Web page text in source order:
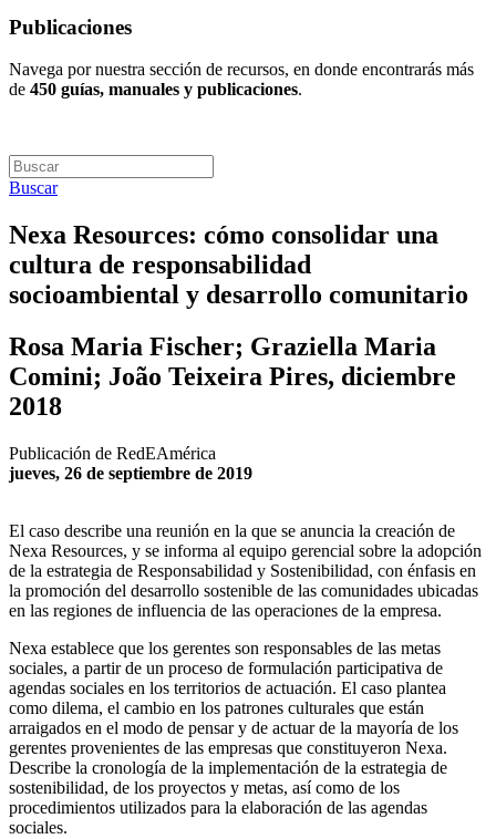
Publicaciones
Navega por nuestra sección de recursos, en donde encontrarás más
de 450 guías, manuales y publicaciones.
Buscar
Nexa Resources: cómo consolidar una
cultura de responsabilidad
socioambiental y desarrollo comunitario
Rosa Maria Fischer; Graziella Maria
Comini; João Teixeira Pires, diciembre
2018
Publicación de RedEAmérica
jueves, 26 de septiembre de 2019
El caso describe una reunión en la que se anuncia la creación de
Nexa Resources, y se informa al equipo gerencial sobre la adopción
de la estrategia de Responsabilidad y Sostenibilidad, con énfasis en
la promoción del desarrollo sostenible de las comunidades ubicadas
en las regiones de influencia de las operaciones de la empresa.
Nexa establece que los gerentes son responsables de las metas
sociales, a partir de un proceso de formulación participativa de
agendas sociales en los territorios de actuación. El caso plantea
como dilema, el cambio en los patrones culturales que están
arraigados en el modo de pensar y de actuar de la mayoría de los
gerentes provenientes de las empresas que constituyeron Nexa.
Describe la cronología de la implementación de la estrategia de
sostenibilidad, de los proyectos y metas, así como de los
procedimientos utilizados para la elaboración de las agendas
sociales.